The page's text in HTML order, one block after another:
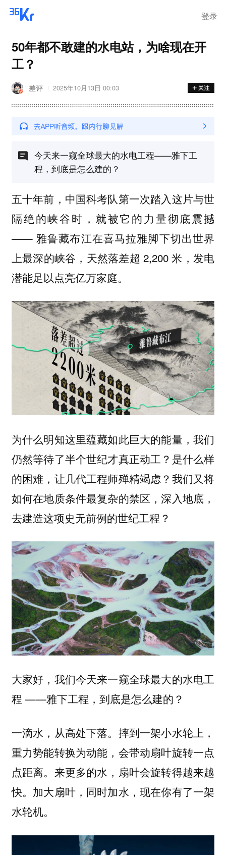
登录
50年都不敢建的水电站，为啥现在开
工？
差评 2025年10月13日 00:03
今天来一窥全球最大的水电工程——雅下工
程，到底是怎么建的？
五十年前，中国科考队第一次踏入这片与世
隔绝的峡谷时，就被它的力量彻底震撼
—— 雅鲁藏布江在喜马拉雅脚下切出世界
上最深的峡谷，天然落差超 2,200 米，发电
潜能足以点亮亿万家庭。
为什么明知这里蕴藏如此巨大的能量，我们
仍然等待了半个世纪才真正动工？是什么样
的困难，让几代工程师殚精竭虑？我们又将
如何在地质条件最复杂的禁区，深入地底，
去建造这项史无前例的世纪工程？
大家好，我们今天来一窥全球最大的水电工
程 ——雅下工程，到底是怎么建的？
一滴水，从高处下落。摔到一架小水轮上，
重力势能转换为动能，会带动扇叶旋转一点
点距离。来更多的水，扇叶会旋转得越来越
快。加大扇叶，同时加水，现在你有了一架
水轮机。